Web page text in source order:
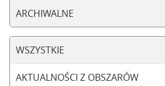
ARCHIWALNE
WSZYSTKIE
AKTUALNOŚCI Z OBSZARÓW